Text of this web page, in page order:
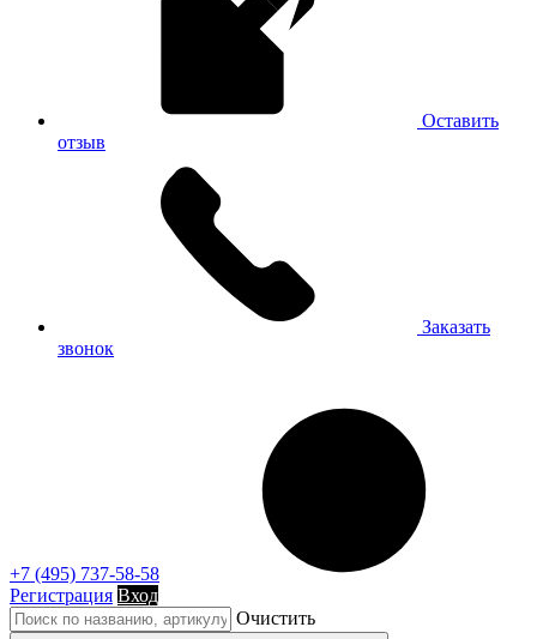
Оставить
отзыв
Заказать
звонок
+7 (495) 737-58-58
Регистрация Вход
Очистить